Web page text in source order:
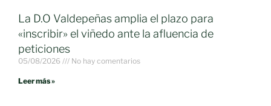
La D.O Valdepeñas amplia el plazo para
«inscribir» el viñedo ante la afluencia de
peticiones
05/08/2026 No hay comentarios
Leer más »